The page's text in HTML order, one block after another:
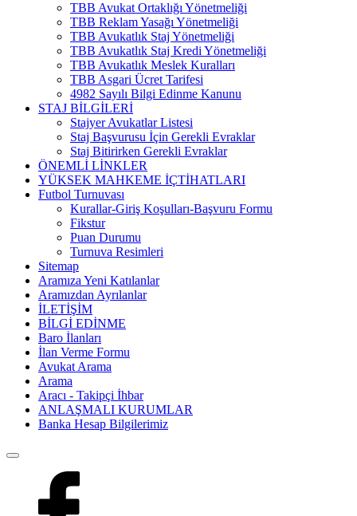
TBB Avukat Ortaklığı Yönetmeliği
TBB Reklam Yasağı Yönetmeliği
TBB Avukatlık Staj Yönetmeliği
TBB Avukatlık Staj Kredi Yönetmeliği
TBB Avukatlık Meslek Kuralları
TBB Asgari Ücret Tarifesi
4982 Sayılı Bilgi Edinme Kanunu
STAJ BİLGİLERİ
Stajyer Avukatlar Listesi
Staj Başvurusu İçin Gerekli Evraklar
Staj Bitirirken Gerekli Evraklar
ÖNEMLİ LİNKLER
YÜKSEK MAHKEME İÇTİHATLARI
Futbol Turnuvası
Kurallar-Giriş Koşulları-Başvuru Formu
Fikstur
Puan Durumu
Turnuva Resimleri
Sitemap
Aramıza Yeni Katılanlar
Aramızdan Ayrılanlar
İLETİŞİM
BİLGİ EDİNME
Baro İlanları
İlan Verme Formu
Avukat Arama
Arama
Aracı - Takipçi İhbar
ANLAŞMALI KURUMLAR
Banka Hesap Bilgilerimiz